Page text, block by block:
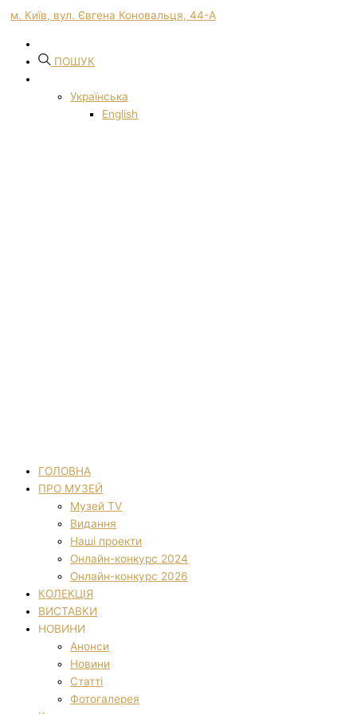
м. Київ, вул. Євгена Коновальця, 44-А
ПОШУК
Українська
English
ГОЛОВНА
ПРО МУЗЕЙ
Музей TV
Видання
Наші проекти
Онлайн-конкурс 2024
Онлайн-конкурс 2026
КОЛЕКЦІЯ
ВИСТАВКИ
НОВИНИ
Анонси
Новини
Статті
Фотогалерея